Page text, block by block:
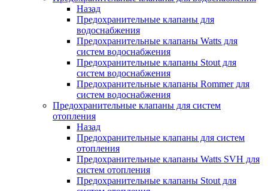
Назад
Предохранительные клапаны для
водоснабжения
Предохранительные клапаны Watts для
систем водоснабжения
Предохранительные клапаны Stout для
систем водоснабжения
Предохранительные клапаны Rommer для
систем водоснабжения
Предохранительные клапаны для систем
отопления
Назад
Предохранительные клапаны для систем
отопления
Предохранительные клапаны Watts SVH для
систем отопления
Предохранительные клапаны Stout для